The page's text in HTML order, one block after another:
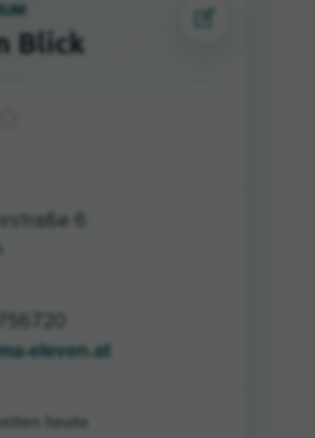
Blick
6
eleven.at
heute